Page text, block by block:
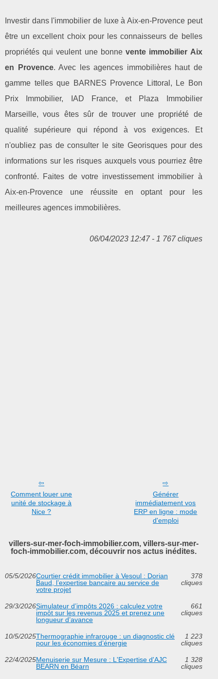
Investir dans l'immobilier de luxe à Aix-en-Provence peut
être un excellent choix pour les connaisseurs de belles
propriétés qui veulent une bonnevente immobilier Aix
en Provence. Avec les agences immobilières haut de
gamme telles que BARNES Provence Littoral, Le Bon
Prix Immobilier, IAD France, et Plaza Immobilier
Marseille, vous êtes sûr de trouver une propriété de
qualité supérieure qui répond à vos exigences. Et
n'oubliez pas de consulter le site Georisques pour des
informations sur les risques auxquels vous pourriez être
confronté. Faites de votre investissement immobilier à
Aix-en-Provence une réussite en optant pour les
meilleures agences immobilières.
06/04/2023 12:47 - 1 767 cliques
Comment louer une
unité de stockage à
Nice ?
Générer
immédiatement vos
ERP en ligne : mode
d'emploi
villers-sur-mer-foch-immobilier.com, villers-sur-mer-
foch-immobilier.com, découvrir nos actus inédites.
05/5/2026Courtier crédit immobilier à Vesoul : Dorian
Baud, l’expertise bancaire au service de
votre projet
378
cliques
29/3/2026Simulateur d’impôts 2026 : calculez votre
impôt sur les revenus 2025 et prenez une
longueur d’avance
661
cliques
10/5/2025Thermographie infrarouge : un diagnostic clé
pour les économies d’énergie
1 223
cliques
22/4/2025Menuiserie sur Mesure : L'Expertise d'AJC
BEARN en Béarn
1 328
cliques